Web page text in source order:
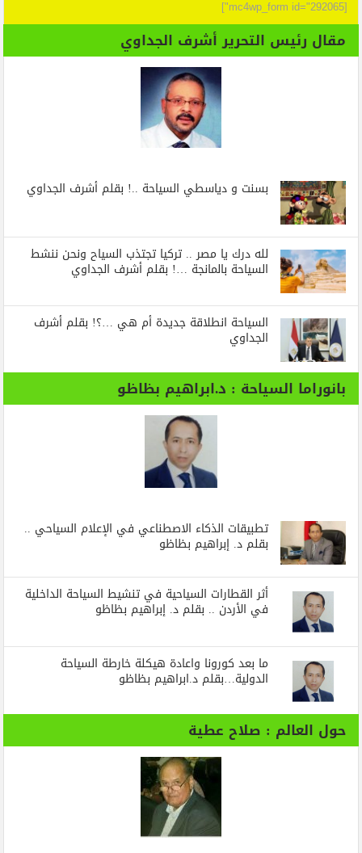
[mc4wp_form id="292065"]
مقال رئيس التحرير أشرف الجداوي
بسنت و دياسطي السياحة ..! بقلم أشرف الجداوي
لله درك يا مصر .. تركيا تجتذب السياح ونحن ننشط
السياحة بالمانجة …! بقلم أشرف الجداوي
السياحة انطلاقة جديدة أم هي …؟! بقلم أشرف
الجداوي
بانوراما السياحة : د.ابراهيم بظاظو
تطبيقات الذكاء الاصطناعي في الإعلام السياحي ..
بقلم د. إبراهيم بظاظو
أثر القطارات السياحية في تنشيط السياحة الداخلية
في الأردن .. بقلم د. إبراهيم بظاظو
ما بعد كورونا واعادة هيكلة خارطة السياحة
الدولية…بقلم د.ابراهيم بظاظو
حول العالم : صلاح عطية